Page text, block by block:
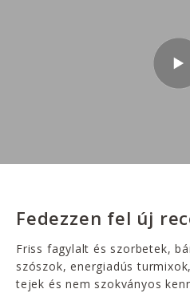
Fedezzen fel új
Friss fagylalt és szorbetek,
szószok, energiadús
tejek és nem szokványos